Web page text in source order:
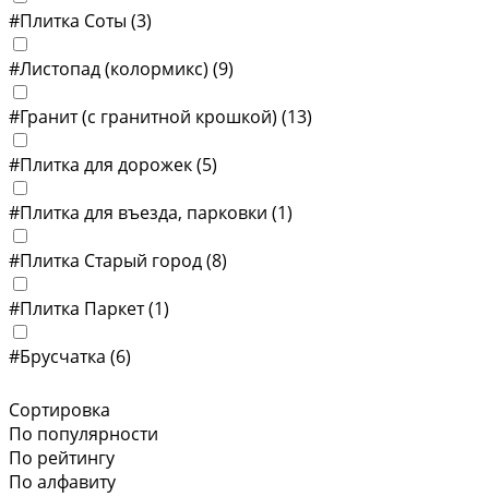
#Плитка Соты (3)
#Листопад (колормикс) (9)
#Гранит (с гранитной крошкой) (13)
#Плитка для дорожек(5)
#Плитка для въезда, парковки (1)
#Плитка Старый город(8)
#Плитка Паркет(1)
#Брусчатка (6)
Сортировка
По популярности
По рейтингу
По алфавиту